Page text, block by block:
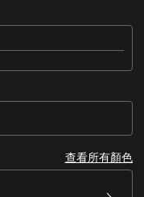
查看所有顏色